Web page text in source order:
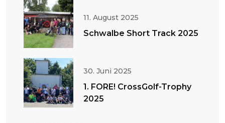
11. August 2025
Schwalbe Short Track 2025
30. Juni 2025
1. FORE! CrossGolf-Trophy
2025